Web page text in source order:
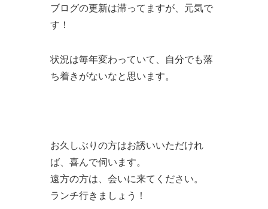
ブログの更新は滞ってますが、元気で
す！
状況は毎年変わっていて、自分でも落
ち着きがないなと思います。
お久しぶりの方はお誘いいただけれ
ば、喜んで伺います。
遠方の方は、会いに来てください。
ランチ行きましょう！